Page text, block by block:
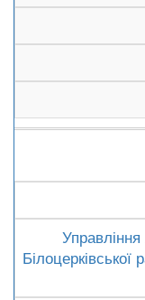
Білоцерківської